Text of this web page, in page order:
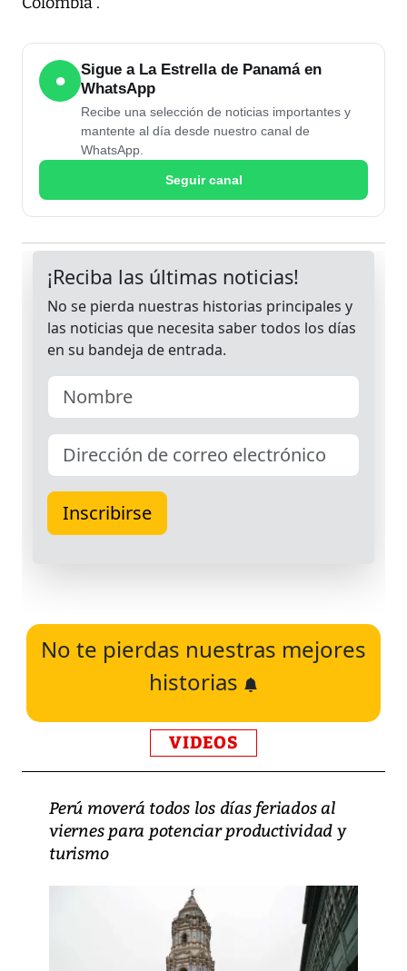
●
Sigue a La Estrella de Panamá en
WhatsApp
Recibe una selección de noticias importantes y
mantente al día desde nuestro canal de
WhatsApp.
Seguir canal
No te pierdas nuestras mejores
historias
VIDEOS
Perú moverá todos los días feriados al
viernes para potenciar productividad y
turismo